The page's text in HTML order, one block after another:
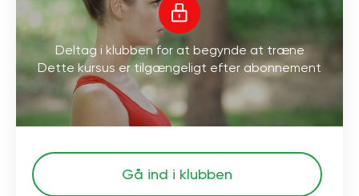
Deltag i klubben for at begynde at træne
Dette kursus er tilgængeligt efter abonnement
Gå ind i klubben